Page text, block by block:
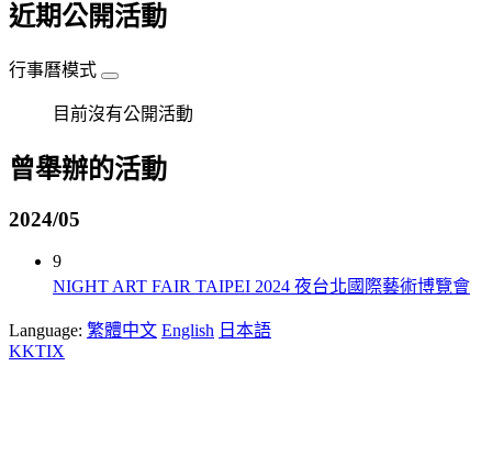
近期公開活動
行事曆模式
目前沒有公開活動
曾舉辦的活動
2024/05
9
NIGHT ART FAIR TAIPEI 2024 夜台北國際藝術博覽會
Language: 繁體中文 English 日本語
KKTIX